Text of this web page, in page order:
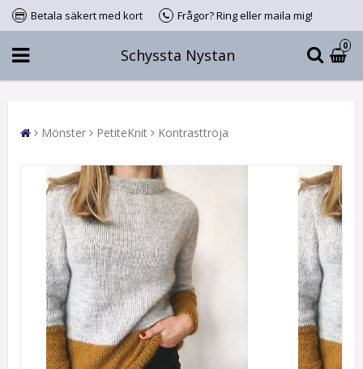
Betala säkert med kort Frågor? Ring eller maila mig!
Schyssta Nystan
0
Mönster PetiteKnit Kontrasttröja